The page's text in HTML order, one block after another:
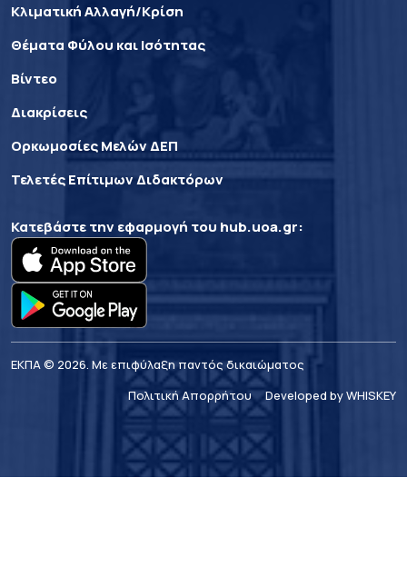
Κλιματική Αλλαγή/Κρίση
Θέματα Φύλου και Ισότητας
Βίντεο
Διακρίσεις
Ορκωμοσίες Μελών ΔΕΠ
Τελετές Επίτιμων Διδακτόρων
Κατεβάστε την εφαρμογή του hub.uoa.gr:
ΕΚΠΑ © 2026. Με επιφύλαξη παντός δικαιώματος
Πολιτική Απορρήτου
Developed by WHISKEY